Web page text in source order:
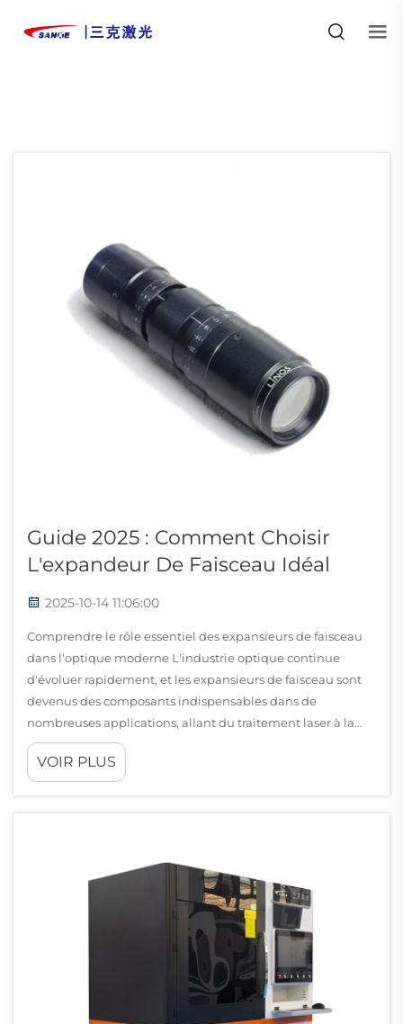
Guide 2025 : Comment Choisir
L'expandeur De Faisceau Idéal
2025-10-14 11:06:00
Comprendre le rôle essentiel des expansieurs de faisceau
dans l'optique moderne L'industrie optique continue
d'évoluer rapidement, et les expansieurs de faisceau sont
devenus des composants indispensables dans de
nombreuses applications, allant du traitement laser à la
microscopie avancée...
VOIR PLUS